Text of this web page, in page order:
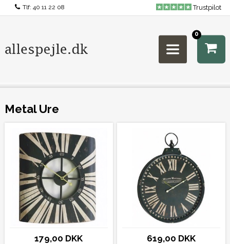
Tlf: 40 11 22 08 Trustpilot
0
Metal Ure
179,00 DKK 619,00 DKK